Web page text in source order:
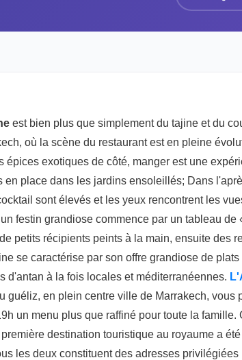
est bien plus que simplement du tajine et du
où la scène du restaurant est en pleine
épices exotiques de côté, manger est une
en place dans les jardins ensoleillés; Dans
sont élevés et les yeux rencontrent les
festin grandiose commence par un tableau de
petits récipients peints à la main, ensuite des
se caractérise par son offre grandiose de
d'antan à la fois locales et méditerranéennes.
guéliz, en plein centre ville de Marrakech, vous
un menu plus que raffiné pour toute la
destination touristique au royaume a
les deux constituent des adresses